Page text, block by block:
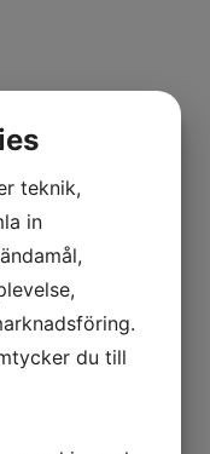
teknik,
in
du till